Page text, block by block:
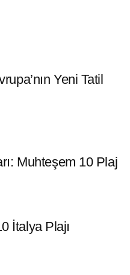
Yeni Tatil
Muhteşem 10 Plaj
İtalya Plajı